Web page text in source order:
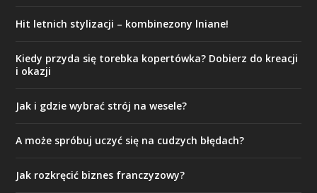
Hit letnich stylizacji – kombinezony lniane!
Kiedy przyda się torebka kopertówka? Dobierz do kreacji
i okazji
Jak i gdzie wybrać strój na wesele?
A może spróbuj uczyć się na cudzych błędach?
Jak rozkręcić biznes franczyzowy?